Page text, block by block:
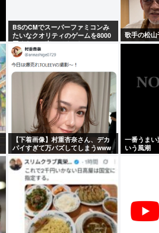
BSのCMでスーパーファミコンみ
たいなクオリティのゲームを8000
円ぐらいで売ってるでしょ
歌手の松山
【下着画像】村重杏奈さん、デカ
パイすぎて万バズしてしまうwww
一番うまい
いう風潮